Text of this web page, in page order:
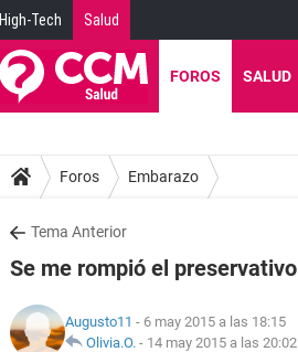
High-Tech Salud
FOROS SALUD
Foros Embarazo
Tema Anterior
Se me rompió el preservativo
Augusto11 - 6 may 2015 a las 18:15
Olivia.O. - 14 may 2015 a las 20:02